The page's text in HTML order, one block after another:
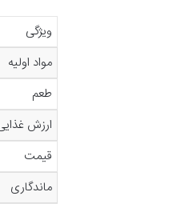
ویژگی
مواد اولیه
طعم
ارزش
قیمت
ماندگاری